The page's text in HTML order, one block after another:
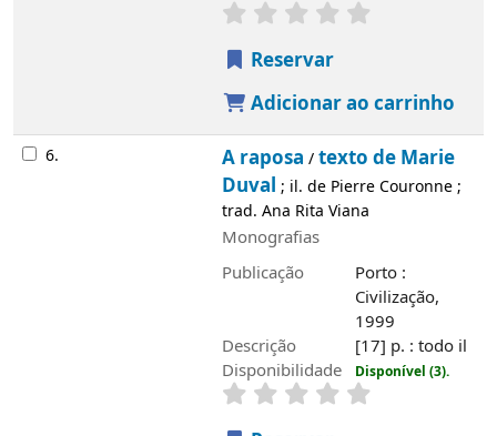
Reservar
Adicionar ao carrinho
6. A raposa /texto de Marie
Duval ; il. de Pierre Couronne ;
trad. Ana Rita Viana
Monografias
Publicação
Porto :
Civilização,
1999
Descrição
[17] p. : todo il
Disponibilidade
Disponível (3).